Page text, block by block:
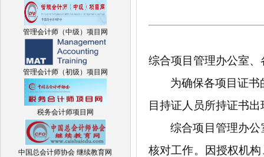
管理会计师（中级）项目网
管理会计师（初级）项目网
税务会计师项目网
中国总会计师协会 继续教育网
综合项目管理办公室
为确保各项目证
目持证人员所持证书
综合项目管理办
核对工作。因授权机